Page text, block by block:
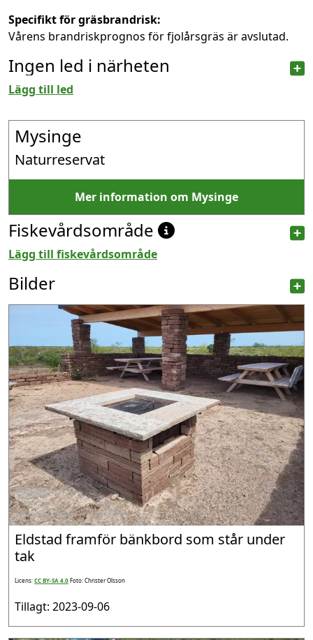
Specifikt för gräsbrandrisk:
Vårens brandriskprognos för fjolårsgräs är avslutad.
Ingen led i närheten
Lägg till led
Mysinge
Naturreservat
Mer information om Mysinge
Fiskevårdsområde
Lägg till fiskevårdsområde
Bilder
Eldstad framför bänkbord som står under
tak
Licens:CC BY-SA 4.0Foto: Christer Olsson
Tillagt: 2023-09-06